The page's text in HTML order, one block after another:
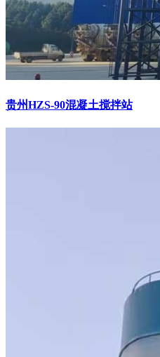
贵州HZS-90混凝土搅拌站